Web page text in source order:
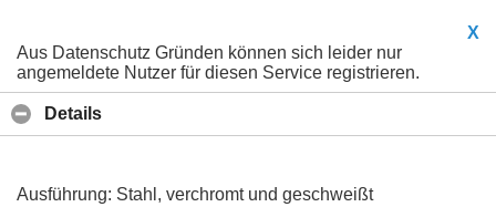
X
Aus Datenschutz Gründen können sich leider nur
angemeldete Nutzer für diesen Service registrieren.
Details
Ausführung: Stahl, verchromt und geschweißt